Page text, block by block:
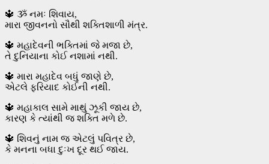
🔱 ૐ નમઃ શિવાય,
મારા જીવનનો સૌથી શક્તિશાળી મંત્ર.
🔱 મહાદેવની ભક્તિમાં જે મજા છે,
તે દુનિયાના કોઈ નશામાં નથી.
🔱 મારા મહાદેવ બધું જાણે છે,
એટલે ફરિયાદ કોઈની નથી.
🔱 મહાકાલ સામે માથું ઝૂકી જાય છે,
કારણ કે ત્યાંથી જ શક્તિ મળે છે.
🔱 શિવનું નામ જ એટલું પવિત્ર છે,
કે મનના બધા દુઃખ દૂર થઈ જાય.